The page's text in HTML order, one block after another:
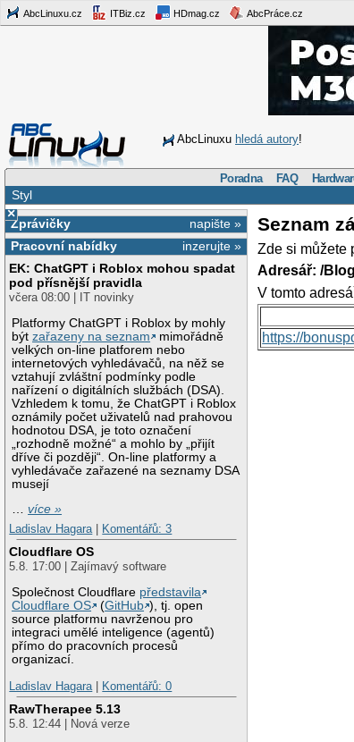
AbcLinuxu.cz ITBiz.cz HDmag.cz AbcPráce.cz
AbcLinuxu hledá autory!
Poradna FAQ
Styl
×
napište »
Zprávičky
inzerujte »
Pracovní nabídky
EK: ChatGPT i Roblox mohou spadat
pod přísnější pravidla
včera 08:00 | IT novinky
Platformy ChatGPT i Roblox by mohly
býtzařazeny na seznam
mimořádně
velkých on-line platforem nebo
internetových vyhledávačů, na něž se
vztahují zvláštní podmínky podle
nařízení o digitálních službách (DSA).
Vzhledem k tomu, že ChatGPT i Roblox
oznámily počet uživatelů nad prahovou
hodnotou DSA, je toto označení
„rozhodně možné“ a mohlo by „přijít
dříve či později“. On-line platformy a
vyhledávače zařazené na seznamy DSA
musejí
…více »
Ladislav Hagara
Komentářů: 3
Cloudflare OS
5.8. 17:00 | Zajímavý software
Společnost Cloudflare představila
Cloudflare OS
(GitHub ), tj. open
source platformu navrženou pro
integraci umělé inteligence (agentů)
přímo do pracovních procesů
organizací.
Ladislav Hagara
Komentářů: 0
RawTherapee 5.13
5.8. 12:44 | Nová verze
Seznam
Zde si můžete
Adresář: /
V tomto
https://